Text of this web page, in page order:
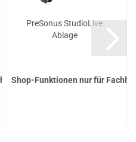
PreSonus StudioLive
Ablage
Shop-Funktionen nur für